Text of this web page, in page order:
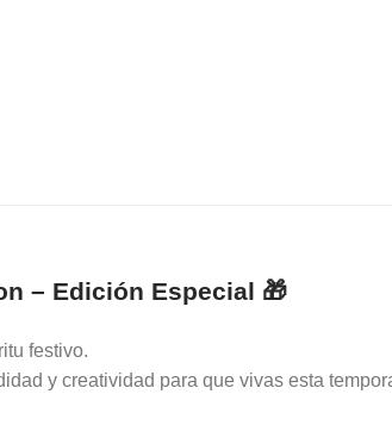
– Edición Especial 🎁
festivo.
y creatividad para que vivas esta